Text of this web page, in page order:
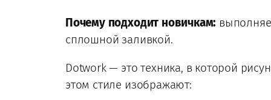
Почему подходит новичкам:
сплошной заливкой.
Dotwork — это техника, в которой
этом стиле изображают: